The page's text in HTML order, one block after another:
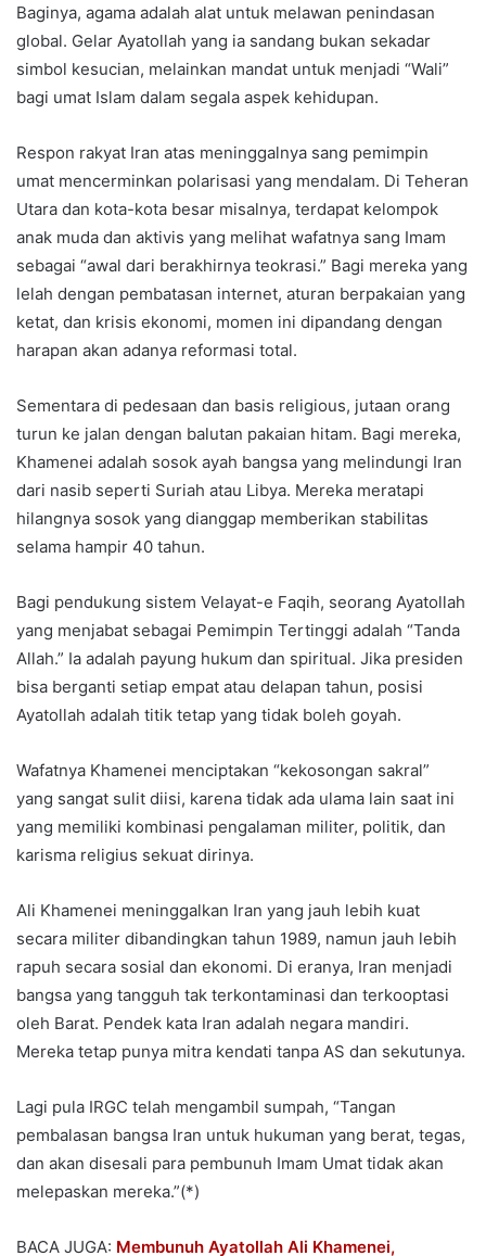
Baginya, agama adalah alat untuk melawan penindasan
global. Gelar Ayatollah yang ia sandang bukan sekadar
simbol kesucian, melainkan mandat untuk menjadi “Wali”
bagi umat Islam dalam segala aspek kehidupan.
Respon rakyat Iran atas meninggalnya sang pemimpin
umat mencerminkan polarisasi yang mendalam. Di Teheran
Utara dan kota-kota besar misalnya, terdapat kelompok
anak muda dan aktivis yang melihat wafatnya sang Imam
sebagai “awal dari berakhirnya teokrasi.” Bagi mereka yang
lelah dengan pembatasan internet, aturan berpakaian yang
ketat, dan krisis ekonomi, momen ini dipandang dengan
harapan akan adanya reformasi total.
Sementara di pedesaan dan basis religious, jutaan orang
turun ke jalan dengan balutan pakaian hitam. Bagi mereka,
Khamenei adalah sosok ayah bangsa yang melindungi Iran
dari nasib seperti Suriah atau Libya. Mereka meratapi
hilangnya sosok yang dianggap memberikan stabilitas
selama hampir 40 tahun.
Bagi pendukung sistem Velayat-e Faqih, seorang Ayatollah
yang menjabat sebagai Pemimpin Tertinggi adalah “Tanda
Allah.” Ia adalah payung hukum dan spiritual. Jika presiden
bisa berganti setiap empat atau delapan tahun, posisi
Ayatollah adalah titik tetap yang tidak boleh goyah.
Wafatnya Khamenei menciptakan “kekosongan sakral”
yang sangat sulit diisi, karena tidak ada ulama lain saat ini
yang memiliki kombinasi pengalaman militer, politik, dan
karisma religius sekuat dirinya.
Ali Khamenei meninggalkan Iran yang jauh lebih kuat
secara militer dibandingkan tahun 1989, namun jauh lebih
rapuh secara sosial dan ekonomi. Di eranya, Iran menjadi
bangsa yang tangguh tak terkontaminasi dan terkooptasi
oleh Barat. Pendek kata Iran adalah negara mandiri.
Mereka tetap punya mitra kendati tanpa AS dan sekutunya.
Lagi pula IRGC telah mengambil sumpah, “Tangan
pembalasan bangsa Iran untuk hukuman yang berat, tegas,
dan akan disesali para pembunuh Imam Umat tidak akan
melepaskan mereka.”(*)
BACA JUGA: Membunuh Ayatollah Ali Khamenei,